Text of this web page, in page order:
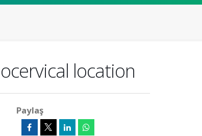
location
Paylaş